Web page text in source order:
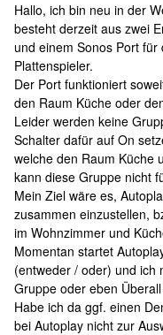
Hallo, ich bin neu in der
besteht derzeit aus zwei
und einem Sonos Port
Plattenspieler.
Der Port funktioniert
den Raum Küche oder
Leider werden keine
Schalter dafür auf On
welche den Raum Küche
kann diese Gruppe nicht
Mein Ziel wäre es,
zusammen einzustellen,
im Wohnzimmer und
Momentan startet
(entweder / oder) und ich
Gruppe oder eben
Habe ich da ggf. einen
bei Autoplay nicht zur